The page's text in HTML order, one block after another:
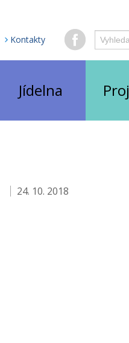
Kontakty
Hledaný
text
Jídelna
24. 10. 2018